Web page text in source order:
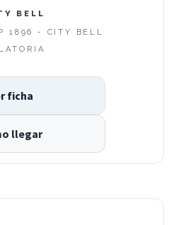
BELL
1896 - CITY BELL
ficha
llegar